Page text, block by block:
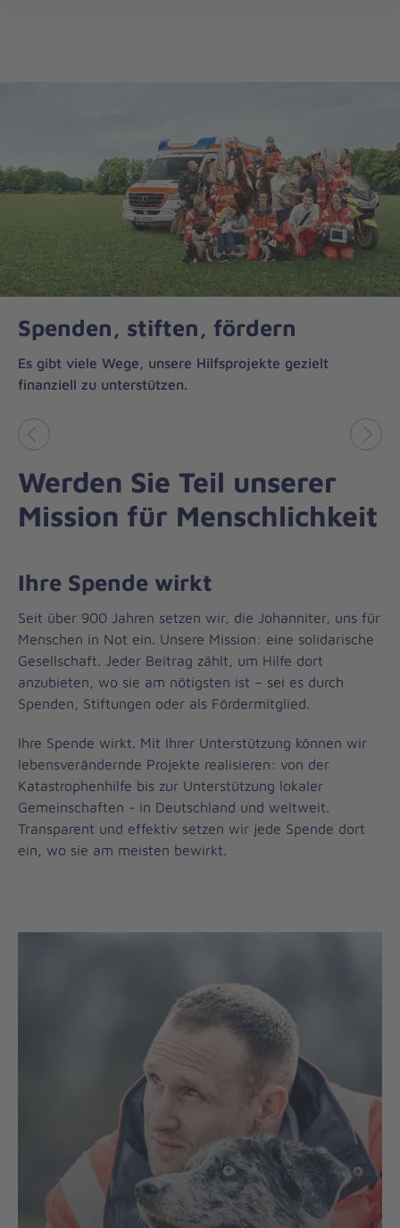
Spenden, stiften, fördern
Es gibt viele Wege, unsere Hilfsprojekte gezielt
finanziell zu unterstützen.
Vorheriges
Werden Sie Teil unserer
Mission für Menschlichkeit
Ihre Spende wirkt
Seit über 900 Jahren setzen wir, die Johanniter, uns für
Menschen in Not ein. Unsere Mission: eine solidarische
Gesellschaft. Jeder Beitrag zählt, um Hilfe dort
anzubieten, wo sie am nötigsten ist – sei es durch
Spenden, Stiftungen oder als Fördermitglied.
Ihre Spende wirkt. Mit Ihrer Unterstützung können wir
lebensverändernde Projekte realisieren: von der
Katastrophenhilfe bis zur Unterstützung lokaler
Gemeinschaften - in Deutschland und weltweit.
Transparent und effektiv setzen wir jede Spende dort
ein, wo sie am meisten bewirkt.